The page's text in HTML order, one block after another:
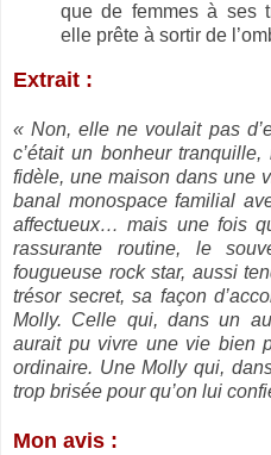
que de femmes à ses
elle prête à sortir de
Extrait :
« Non, elle ne voulait pas
c’était un bonheur
fidèle, une maison dans une
banal monospace familial
affectueux… mais une fois
rassurante routine, le
fougueuse rock star, aussi
trésor secret, sa façon
Molly. Celle qui, dans un
aurait pu vivre une vie bien
ordinaire. Une Molly qui,
trop brisée pour qu’on lui
Mon avis :